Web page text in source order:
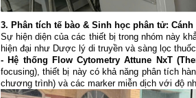
3. Phân tích tế bào & Sinh học phân tử:
Sự hiện diện của các thiết bị trong nhóm này
hiện đại như Dược lý di truyền và sàng lọc
- Hệ thống Flow Cytometry Attune NxT
focusing), thiết bị này có khả năng phân tích
chương trình) và các marker miễn dịch với độ